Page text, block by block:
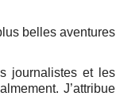
belles aventures
journalistes et les
J’attribue